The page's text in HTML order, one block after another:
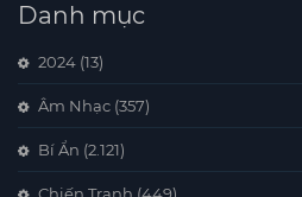
Danh mục
2024 (13)
Âm Nhạc (357)
Bí Ẩn (2.121)